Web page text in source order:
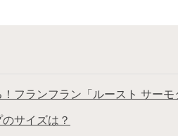
フランフラン「ルースト サーモ
サイズは？